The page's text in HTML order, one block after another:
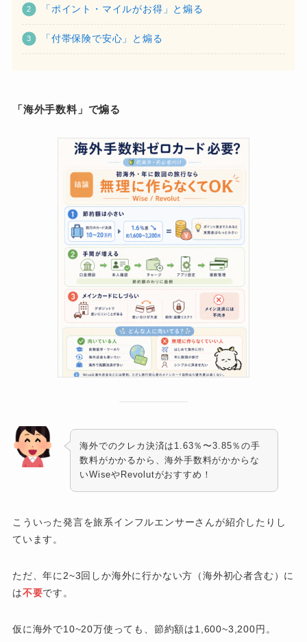
「ポイント・マイルがお得」と煽る
「付帯保険で安心」と煽る
「海外手数料」で煽る
海外でのクレカ決済は1.63％〜3.85％の手
数料がかかるから、海外手数料がかからな
いWiseやRevolutがおすすめ！
こういった発言を旅系インフルエンサーさんが紹介したりし
ています。
ただ、年に2~3回しか海外に行かない方（海外初心者含む）に
は不要です。
仮に海外で10~20万使っても、節約額は1,600~3,200円。